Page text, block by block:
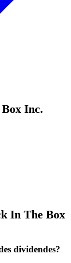
Inc.
In The Box
dividendes?